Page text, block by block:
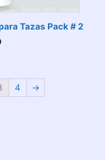
Tazas Pack # 2
4 →